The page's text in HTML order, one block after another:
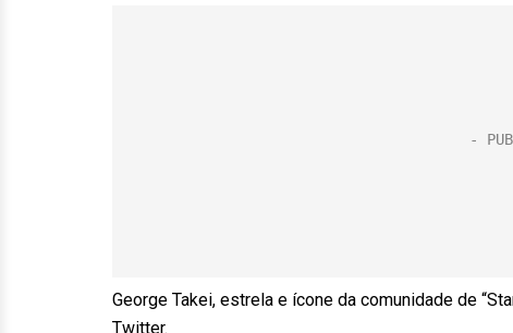
George Takei, estrela e ícone da comunidade de
Twitter.